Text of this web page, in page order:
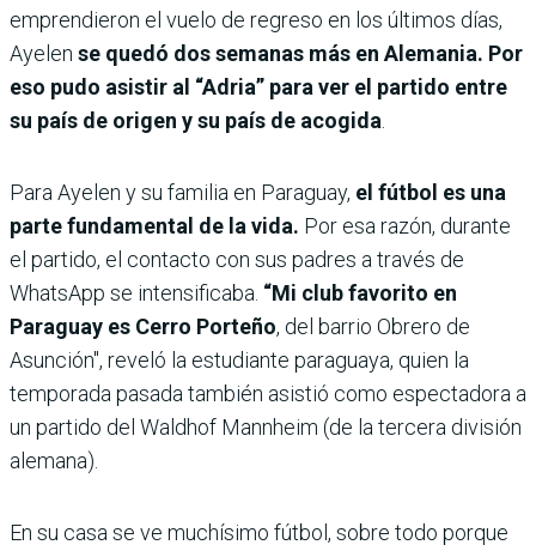
emprendieron el vuelo de regreso en los últimos días,
Ayelen se quedó dos semanas más en Alemania. Por
eso pudo asistir al “Adria” para ver el partido entre
su país de origen y su país de acogida.
Para Ayelen y su familia en Paraguay, el fútbol es una
parte fundamental de la vida. Por esa razón, durante
el partido, el contacto con sus padres a través de
WhatsApp se intensificaba. “Mi club favorito en
Paraguay es Cerro Porteño, del barrio Obrero de
Asunción", reveló la estudiante paraguaya, quien la
temporada pasada también asistió como espectadora a
un partido del Waldhof Mannheim (de la tercera división
alemana).
En su casa se ve muchísimo fútbol, sobre todo porque